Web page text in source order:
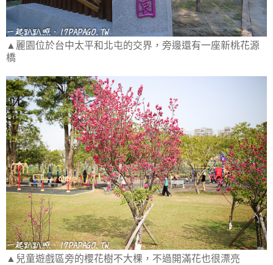
▲麗園位於台中太平和北屯的交界，旁邊還有一座新桃花源
橋
▲兒童遊戲區旁的櫻花樹不大棵，不過開滿花也很漂亮